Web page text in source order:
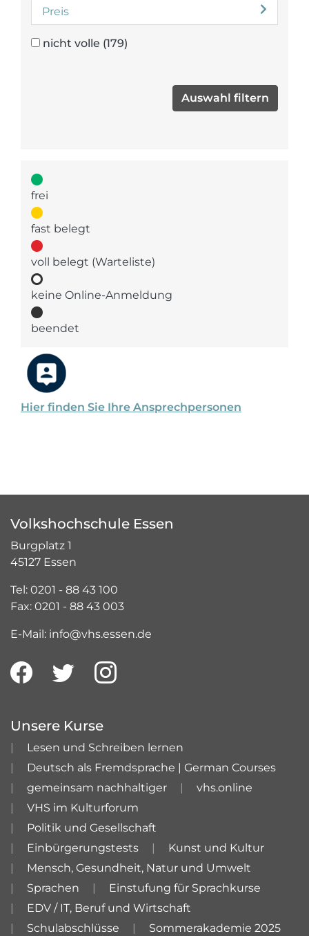
Hier finden Sie Ihre Ansprechpersonen
Preis
nicht volle (179)
frei
fast belegt
voll belegt (Warteliste)
keine Online-Anmeldung
beendet
Volkshochschule Essen
Burgplatz 1
45127 Essen
Tel: 0201 - 88 43 100
Fax: 0201 - 88 43 003
E-Mail: info@vhs.essen.de
Unsere Kurse
Lesen und Schreiben lernen
Deutsch als Fremdsprache | German Courses
gemeinsam nachhaltiger
vhs.online
VHS im Kulturforum
Politik und Gesellschaft
Einbürgerungstests
Kunst und Kultur
Mensch, Gesundheit, Natur und Umwelt
Sprachen
Einstufung für Sprachkurse
EDV / IT, Beruf und Wirtschaft
Schulabschlüsse
Sommerakademie 2025